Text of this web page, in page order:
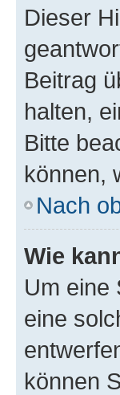
Dieser
Beitrag
halten,
Bitte
können,
Nach
Wie
Um eine
eine
können